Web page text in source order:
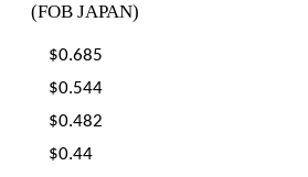
(FOB JAPAN)
$0.685
$0.544
$0.482
$0.44